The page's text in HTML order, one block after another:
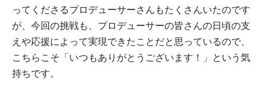
ってくださるプロデューサーさんもたくさんいたのです
が、今回の挑戦も、プロデューサーの皆さんの日頃の支
えや応援によって実現できたことだと思っているので、
こちらこそ「いつもありがとうございます！」という気
持ちです。